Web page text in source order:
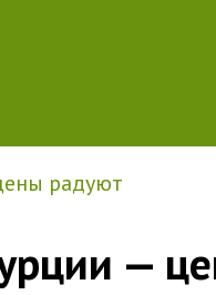
радуют
—